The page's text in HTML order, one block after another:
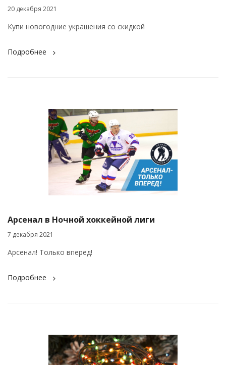
20 декабря 2021
Купи новогодние украшения со скидкой
Подробнее
Арсенал в Ночной хоккейной лиги
7 декабря 2021
Арсенал! Только вперед!
Подробнее